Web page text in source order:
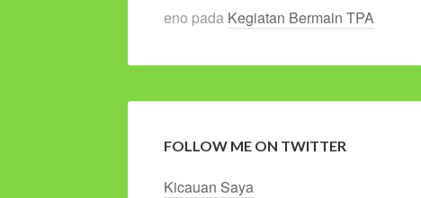
eno pada Kegiatan Bermain TPA
FOLLOW ME ON TWITTER
Kicauan Saya